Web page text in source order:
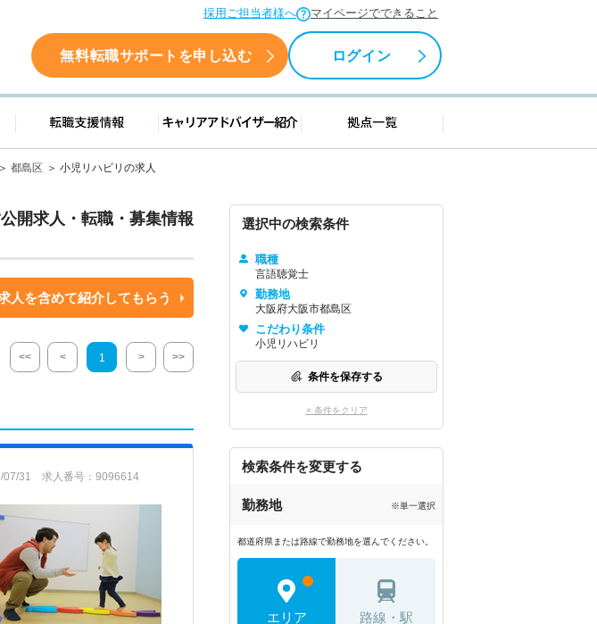
採用ご担当者様へ マイページでできること
941-651 無料転職サポートを申し込む ログイン
転職成功事例 転職支援情報 キャリアアドバイザー紹介 拠点一覧
都島区 小児リハビリの求人
公開求人・転職・募集情報
人を含めて紹介してもらう
<< < 1 > >>
07/31 求人番号：9096614
選択中の検索条件
職種
言語聴覚士
勤務地
大阪府大阪市都島区
こだわり条件
小児リハビリ
条件を保存する
× 条件をクリア
検索条件を変更する
勤務地 ※単一選択
都道府県または路線で勤務地を選んでください。
エリア 路線・駅